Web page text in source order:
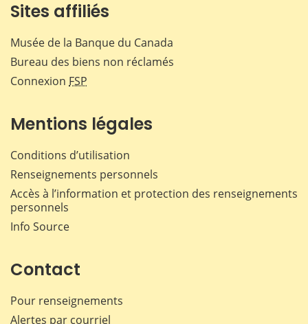
Sites affiliés
Musée de la Banque du Canada
Bureau des biens non réclamés
Connexion FSP
Mentions légales
Conditions d’utilisation
Renseignements personnels
Accès à l’information et protection des renseignements
personnels
Info Source
Contact
Pour renseignements
Alertes par courriel